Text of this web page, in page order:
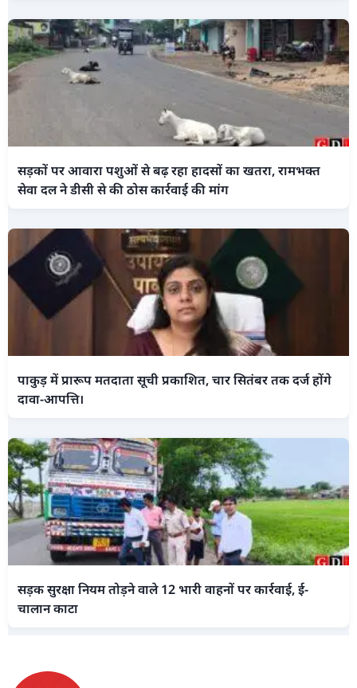
सड़कों पर आवारा पशुओं से बढ़ रहा हादसों का खतरा, रामभक्त
सेवा दल ने डीसी से की ठोस कार्रवाई की मांग
पाकुड़ में प्रारूप मतदाता सूची प्रकाशित, चार सितंबर तक दर्ज होंगे
दावा-आपत्ति।
सड़क सुरक्षा नियम तोड़ने वाले 12 भारी वाहनों पर कार्रवाई, ई-
चालान काटा